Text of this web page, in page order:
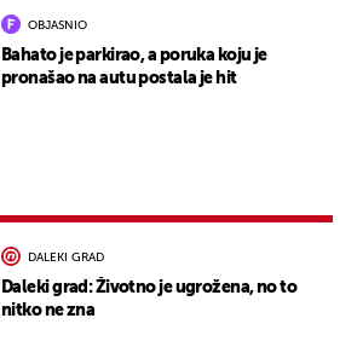
OBJASNIO
Bahato je parkirao, a poruka koju je
pronašao na autu postala je hit
DALEKI GRAD
Daleki grad: Životno je ugrožena, no to
nitko ne zna